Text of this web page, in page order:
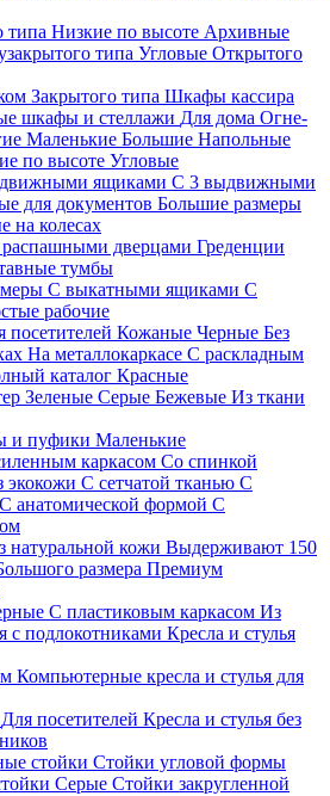
типа Низкие по высоте Архивные
типа Угловые Открытого
Закрытого типа Шкафы кассира
шкафы и стеллажи Для дома Огне-
Маленькие Большие Напольные
по высоте Угловые
ящиками С 3 выдвижными
для документов Большие размеры
на колесах
дверцами Греденции
тумбы
С выкатными ящиками С
рабочие
посетителей Кожаные Черные Без
На металлокаркасе С раскладным
каталог Красные
Зеленые Серые Бежевые Из ткани
и пуфики Маленькие
каркасом Со спинкой
экокожи С сетчатой тканью С
С анатомической формой С
натуральной кожи Выдерживают 150
размера Премиум
С пластиковым каркасом Из
с подлокотниками Кресла и стулья
Компьютерные кресла и стулья для
Для посетителей Кресла и стулья без
стойки Стойки угловой формы
Серые Стойки закругленной